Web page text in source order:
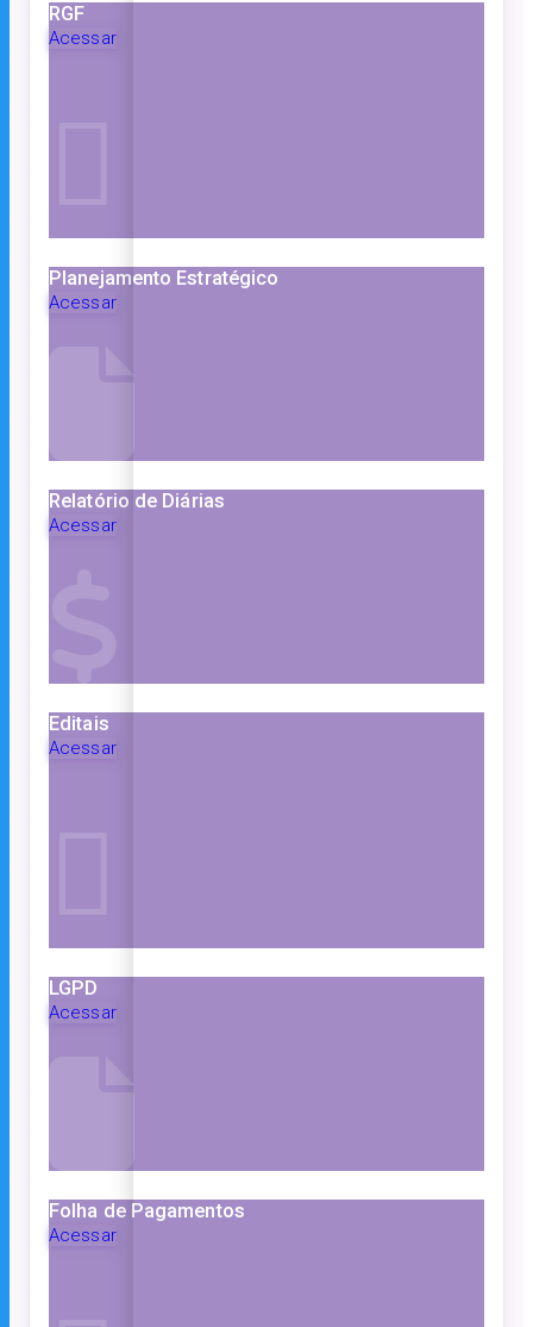
RGF
Acessar
Planejamento Estratégico
Acessar
Relatório de Diárias
Acessar
Editais
Acessar
LGPD
Acessar
Folha de Pagamentos
Acessar